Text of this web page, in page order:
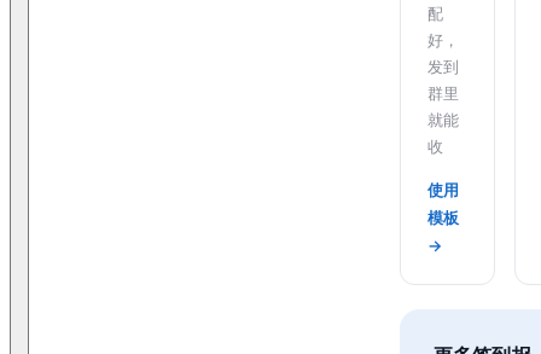
配
好，
发到
群里
就能
收
使用
模板
→